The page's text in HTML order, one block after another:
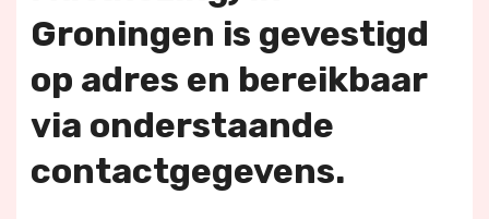
Groningen is gevestigd
op adres en bereikbaar
via onderstaande
contactgegevens.